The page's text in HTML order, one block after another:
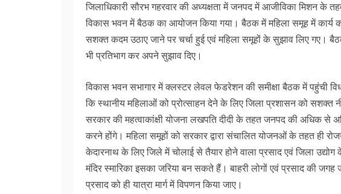
जिलाधिकारी सौरभ गहरवार की अध्यक्षता में जनपद में आजीविका मिशन
विकास भवन में बैठक का आयोजन किया गया। बैठक में महिला समूह में कार्य
सशक्त कदम उठाए जाने पर चर्चा हुई एवं महिला समूहों के सुझाव लिए गए।
भी प्रतिभाग कर अपने सुझाव दिए।
विकास भवन सभागार में क्लस्टर लेवल फेडरेशन की समीक्षा बैठक में पहुंची
कि स्थानीय महिलाओं को प्रोत्साहन देने के लिए जिला प्रशासन को सशक्त
सरकार की महत्वाकांक्षी योजना लखपति दीदी के तहत जनपद की अधिक से
करने होंगे। महिला समूहों को सरकार द्वारा संचालित योजनओं के तहत ही
केदारनाथ के लिए जिले में चोलाई से तैयार होने वाला प्रसाद एवं जिला
मंदिर स्मारिका इसका जरिया बन सकते हैं। बाहरी लोगों एवं प्रसाद की जगह
प्रसाद को ही यात्रा मार्ग में विपणन किया जाए।